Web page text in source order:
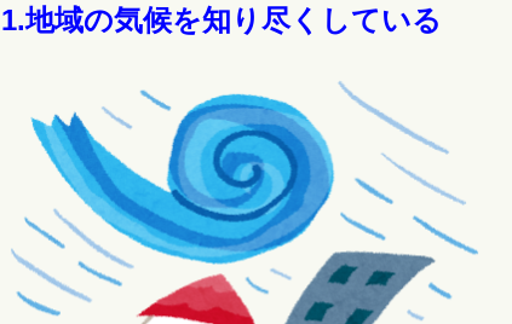
1.地域の気候を知り尽くしている